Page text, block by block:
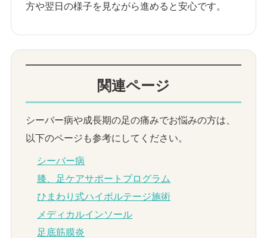
方や翌日の様子を見ながら進めると安心です。
関連ページ
シーバー病や成長期の足の痛みでお悩みの方は、
以下のページも参考にしてください。
シーバー病
膝、足ケアサポートプログラム
ひまわり式ハイボルテージ施術
メディカルインソール
足底筋膜炎